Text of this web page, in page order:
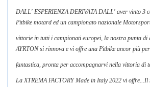
DALL' ESPERIENZA DERIVATA DALL' aver vinto 3
Pitbike motard ed un campionato nazionale
vittorie in tutti i campionati europei, la nostra punta di
AYRTON si rinnova e vi offre una Pitbike ancor più
fantastica, pronta per accompagnarvi nella vittoria di
La XTREMA FACTORY Made in Italy 2022 vi